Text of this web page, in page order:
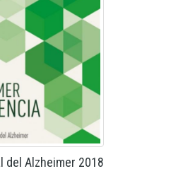
del Alzheimer 2018